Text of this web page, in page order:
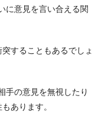
に意見を言い合える関
することもあるでしょ
手の意見を無視したり
あります。